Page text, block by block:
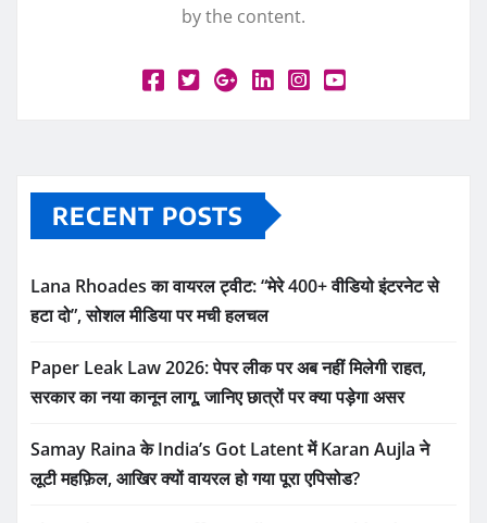
by the content.
RECENT POSTS
Lana Rhoades का वायरल ट्वीट: “मेरे 400+ वीडियो इंटरनेट से
हटा दो”, सोशल मीडिया पर मची हलचल
Paper Leak Law 2026: पेपर लीक पर अब नहीं मिलेगी राहत,
सरकार का नया कानून लागू, जानिए छात्रों पर क्या पड़ेगा असर
Samay Raina के India’s Got Latent में Karan Aujla ने
लूटी महफ़िल, आखिर क्यों वायरल हो गया पूरा एपिसोड?